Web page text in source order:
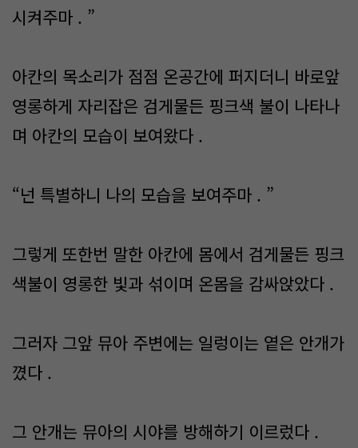
시켜주마 . ”
아칸의 목소리가 점점 온공간에 퍼지더니 바로앞
영롱하게 자리잡은 검게물든 핑크색 불이 나타나
며 아칸의 모습이 보여왔다 .
“넌 특별하니 나의 모습을 보여주마 . ”
그렇게 또한번 말한 아칸에 몸에서 검게물든 핑크
색불이 영롱한 빛과 섞이며 온몸을 감싸앉았다 .
그러자 그앞 뮤아 주변에는 일렁이는 옅은 안개가
꼈다 .
그 안개는 뮤아의 시야를 방해하기 이르렀다 .